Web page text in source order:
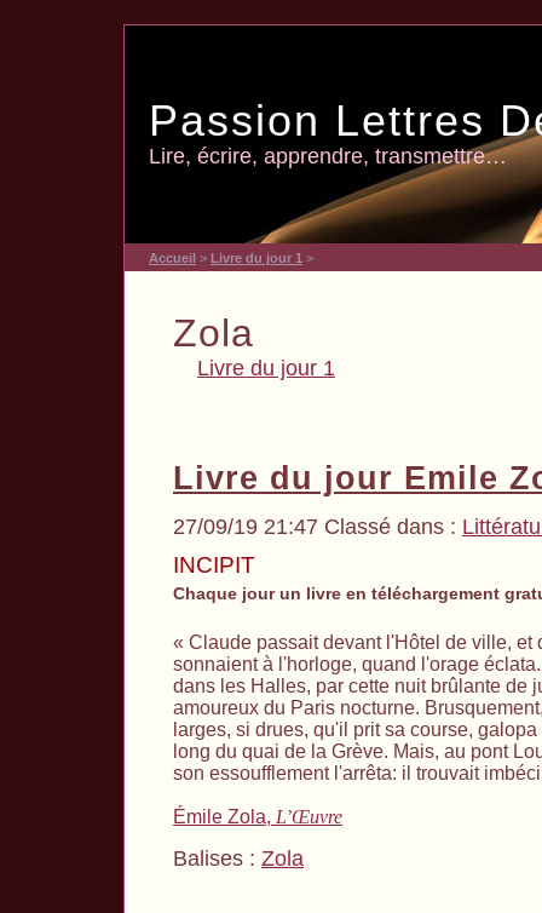
Passion Lettres
Lire, écrire, apprendre, transmettre…
Accueil > Livre du jour 1 >
Zola
Livre du jour 1
Livre du jour Emile
27/09/19 21:47 Classé dans :
INCIPIT
Chaque jour un livre en téléchargement
« Claude passait devant l'Hôtel de ville, et
sonnaient à l'horloge, quand l'orage
dans les Halles, par cette nuit brûlante de
amoureux du Paris nocturne.
larges, si drues, qu'il prit sa course,
long du quai de la Grève. Mais, au pont
son essoufflement l'arrêta: il trouvait
Émile Zola, L’Œuvre
Balises : Zola